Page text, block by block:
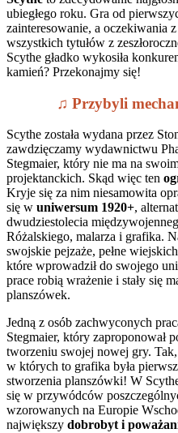
ubiegłego roku. Gra od
zainteresowanie, a oczekiwania
wszystkich tytułów z
Scythe gładko wykosiła
kamień? Przekonajmy się!
♫ Przybyli
Scythe została wydana przez
zawdzięczamy wydawnictwu
Stegmaier, który nie ma na
projektanckich. Skąd więc ten
Kryje się za nim niesamowita
się w uniwersum 1920+,
dwudziestolecia
Różalskiego, malarza i grafika.
swojskie pejzaże, pełne
które wprowadził do swojego
prace robią wrażenie i stały się
planszówek.
Jedną z osób zachwyconych
Stegmaier, który zaproponował
tworzeniu swojej nowej gry.
w których to grafika była
stworzenia planszówki! W
się w przywódców
wzorowanych na Europie
największy dobrobyt i